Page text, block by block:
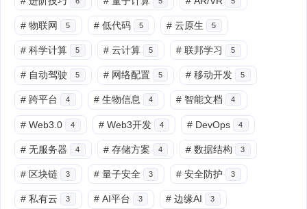
# 物联网 5 # 低代码 5 # 云原生 5
# 科学计算 5 # 云计算 5 # 联邦学习 5
# 自动驾驶 5 # 网络配置 5 # 移动开发 5
# 跨平台 4 # 生物信息 4 # 智能文档 4
# Web3.0 4 # Web3开发 4 # DevOps 4
# 无服务器 4 # 存储方案 4 # 数据结构 3
# 区块链 3 # 量子安全 3 # 安全防护 3
# 私有云 3 # AI平台 3 # 边缘AI 3